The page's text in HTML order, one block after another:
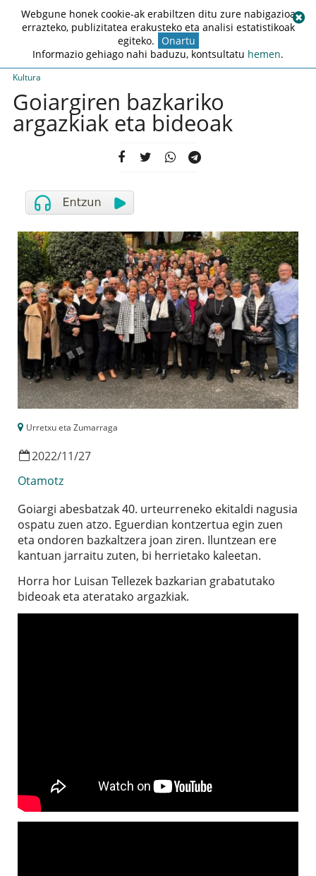
Kultura
Goiargiren bazkariko
argazkiak eta bideoak
Urretxu eta Zumarraga
2022/11/27
Otamotz
Goiargi abesbatzak 40. urteurreneko ekitaldi nagusia
ospatu zuen atzo. Eguerdian kontzertua egin zuen
eta ondoren bazkaltzera joan ziren. Iluntzean ere
kantuan jarraitu zuten, bi herrietako kaleetan.
Horra hor Luisan Tellezek bazkarian grabatutako
bideoak eta ateratako argazkiak.
Webgune honek cookie-ak erabiltzen ditu zure nabigazioa
errazteko, publizitatea erakusteko eta analisi estatistikoak
egiteko. Onartu
Informazio gehiago nahi baduzu, kontsultatu hemen.